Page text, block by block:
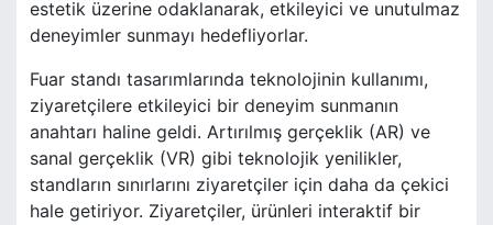
estetik üzerine odaklanarak, etkileyici ve unutulmaz
deneyimler sunmayı hedefliyorlar.
Fuar standı tasarımlarında teknolojinin kullanımı,
ziyaretçilere etkileyici bir deneyim sunmanın
anahtarı haline geldi. Artırılmış gerçeklik (AR) ve
sanal gerçeklik (VR) gibi teknolojik yenilikler,
standların sınırlarını ziyaretçiler için daha da çekici
hale getiriyor. Ziyaretçiler, ürünleri interaktif bir